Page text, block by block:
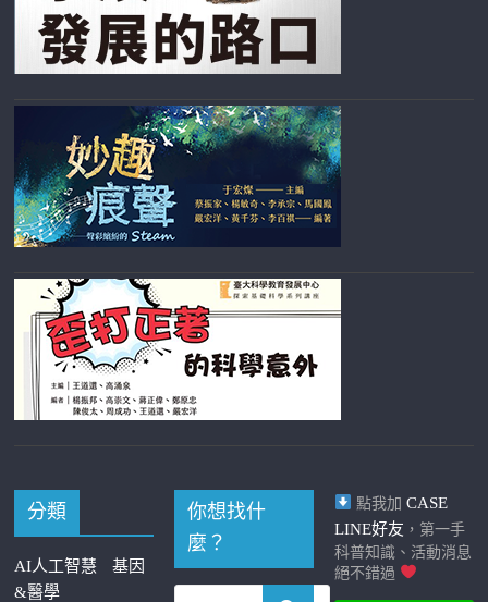
分類
AI人工智慧
基因
&醫學
你想找什
麼？
點我加 CASE
LINE好友 ，第一手
科普知識、活動消息
絕不錯過